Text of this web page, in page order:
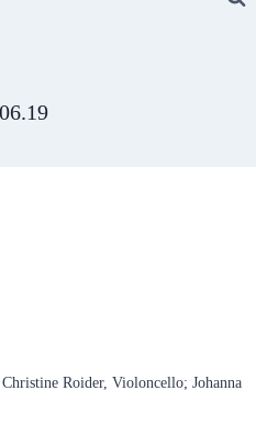
Roider, Violoncello; Johanna